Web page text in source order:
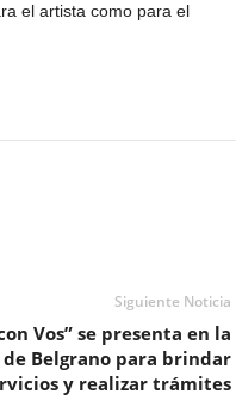
el artista como para el
Siguiente Noticia
Vos” se presenta en la
de Belgrano para brindar
y realizar trámites